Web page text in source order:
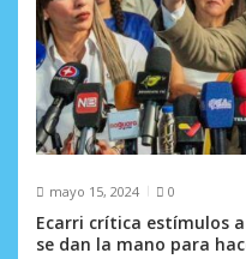
r
a
d
a
s mayo 15, 2024 0
Ecarri crítica estímulos
se dan la mano para